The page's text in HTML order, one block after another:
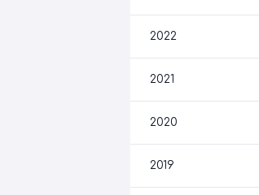
2022
2021
2020
2019